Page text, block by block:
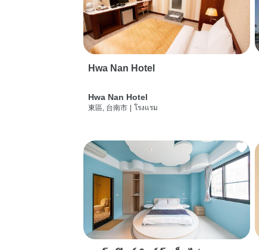
Hwa Nan Hotel
Hwa Nan Hotel
東區, 台南市 โรงแรม